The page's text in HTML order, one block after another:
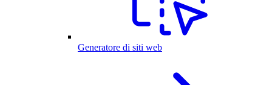
Generatore di siti web